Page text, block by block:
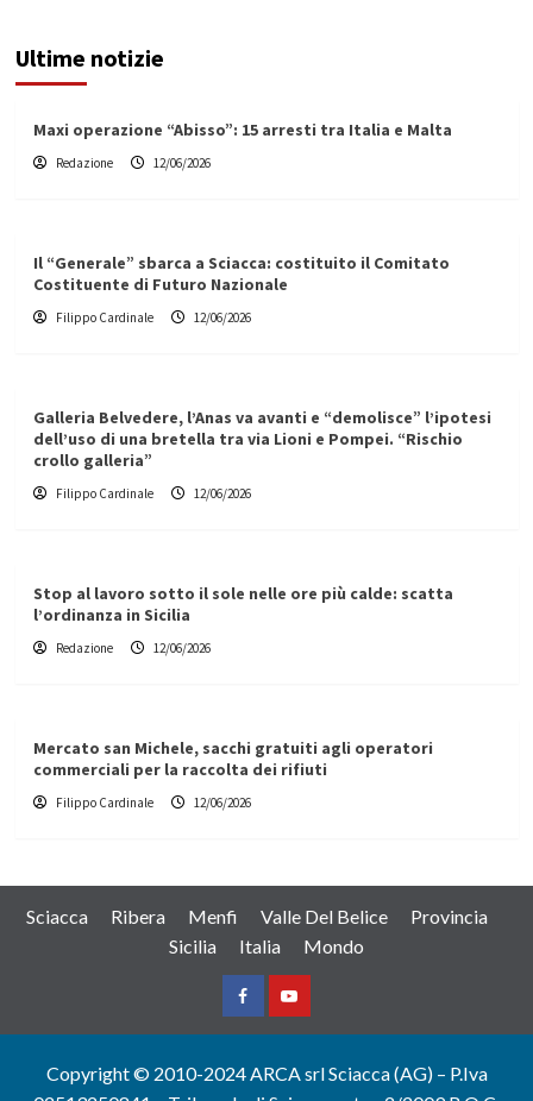
Ultime notizie
Maxi operazione “Abisso”: 15 arresti tra Italia e Malta
Redazione 12/06/2026
Il “Generale” sbarca a Sciacca: costituito il Comitato
Costituente di Futuro Nazionale
Filippo Cardinale 12/06/2026
Galleria Belvedere, l’Anas va avanti e “demolisce” l’ipotesi
dell’uso di una bretella tra via Lioni e Pompei. “Rischio
crollo galleria”
Filippo Cardinale 12/06/2026
Stop al lavoro sotto il sole nelle ore più calde: scatta
l’ordinanza in Sicilia
Redazione 12/06/2026
Mercato san Michele, sacchi gratuiti agli operatori
commerciali per la raccolta dei rifiuti
Filippo Cardinale 12/06/2026
Sciacca Ribera Menfi Valle Del Belice
Provincia
Sicilia
Italia Mondo
FacebookYountube
Copyright © 2010-2024 ARCA srl Sciacca (AG) – P.Iva